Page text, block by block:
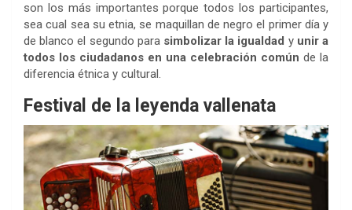
son los más importantes porque todos los participantes,
sea cual sea su etnia, se maquillan de negro el primer día y
de blanco el segundo para simbolizar la igualdad y unir a
todos los ciudadanos en una celebración común de la
diferencia étnica y cultural.
Festival de la leyenda vallenata